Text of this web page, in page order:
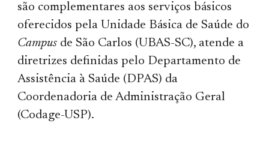
são complementares aos serviços básicos
oferecidos pela Unidade Básica de Saúde do
Campus de São Carlos (UBAS-SC), atende a
diretrizes definidas pelo Departamento de
Assistência à Saúde (DPAS) da
Coordenadoria de Administração Geral
(Codage-USP).